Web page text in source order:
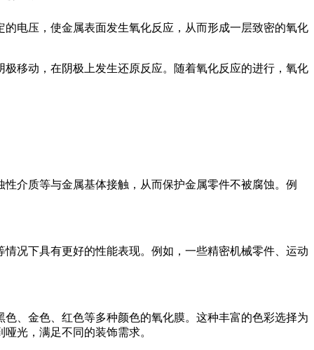
电压，使金属表面发生氧化反应，从而形成一层致密的氧化
移动，在阴极上发生还原反应。随着氧化反应的进行，氧化
介质等与金属基体接触，从而保护金属零件不被腐蚀。例
况下具有更好的性能表现。例如，一些精密机械零件、运动
、金色、红色等多种颜色的氧化膜。这种丰富的色彩选择为
光，满足不同的装饰需求。